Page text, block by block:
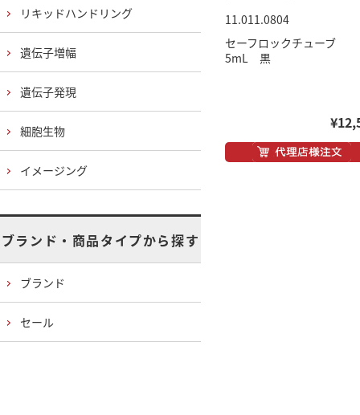
11.011.0804
セーフロックチューブ
5mL 黒
リキッドハンドリング
遺伝子増幅
遺伝子発現
細胞生物
イメージング
ブランド・商品タイプから探す
ブランド
セール